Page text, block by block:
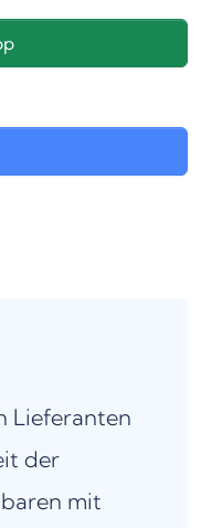
Lieferanten
der
mit